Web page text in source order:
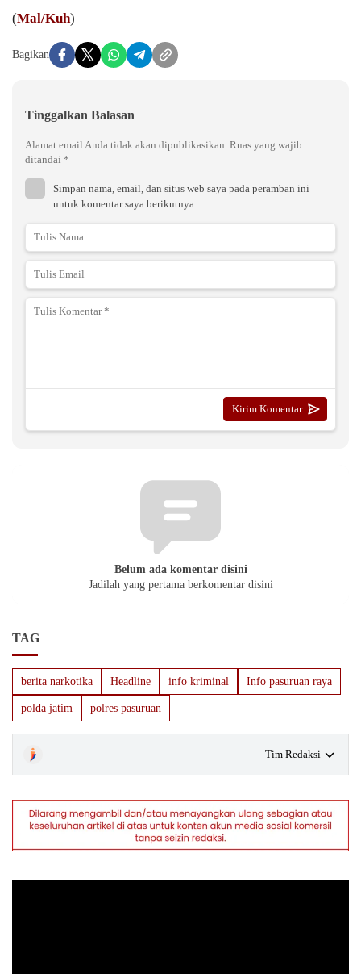
(Mal/Kuh)
Bagikan
Tinggalkan Balasan
Alamat email Anda tidak akan dipublikasikan. Ruas yang wajib
ditandai *
Simpan nama, email, dan situs web saya pada peramban ini
untuk komentar saya berikutnya.
Belum ada komentar disini
Jadilah yang pertama berkomentar disini
TAG
berita narkotika Headline info kriminal Info pasuruan raya
polda jatim polres pasuruan
Tim Redaksi